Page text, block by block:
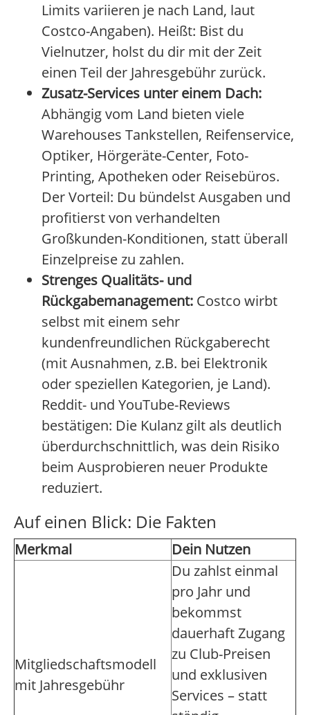
Limits variieren je nach Land, laut
Costco-Angaben). Heißt: Bist du
Vielnutzer, holst du dir mit der Zeit
einen Teil der Jahresgebühr zurück.
Zusatz-Services unter einem Dach:
Abhängig vom Land bieten viele
Warehouses Tankstellen, Reifenservice,
Optiker, Hörgeräte-Center, Foto-
Printing, Apotheken oder Reisebüros.
Der Vorteil: Du bündelst Ausgaben und
profitierst von verhandelten
Großkunden-Konditionen, statt überall
Einzelpreise zu zahlen.
Strenges Qualitäts- und
Rückgabemanagement: Costco wirbt
selbst mit einem sehr
kundenfreundlichen Rückgaberecht
(mit Ausnahmen, z.B. bei Elektronik
oder speziellen Kategorien, je Land).
Reddit- und YouTube-Reviews
bestätigen: Die Kulanz gilt als deutlich
überdurchschnittlich, was dein Risiko
beim Ausprobieren neuer Produkte
reduziert.
Auf einen Blick: Die Fakten
Merkmal Dein Nutzen
Mitgliedschaftsmodell
mit Jahresgebühr
Du zahlst einmal
pro Jahr und
bekommst
dauerhaft Zugang
zu Club-Preisen
und exklusiven
Services – statt